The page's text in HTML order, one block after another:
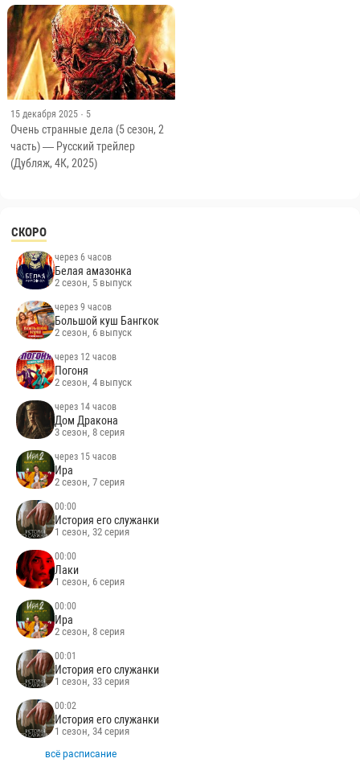
15 декабря 2025 · 5
Очень странные дела (5 сезон, 2
часть) — Русский трейлер
(Дубляж, 4К, 2025)
СКОРО
через 6 часов
Белая амазонка
2 сезон, 5 выпуск
через 9 часов
Большой куш Бангкок
2 сезон, 6 выпуск
через 12 часов
Погоня
2 сезон, 4 выпуск
через 14 часов
Дом Дракона
3 сезон, 8 серия
через 15 часов
Ира
2 сезон, 7 серия
00:00
История его служанки
1 сезон, 32 серия
00:00
Лаки
1 сезон, 6 серия
00:00
Ира
2 сезон, 8 серия
00:01
История его служанки
1 сезон, 33 серия
00:02
История его служанки
1 сезон, 34 серия
всё расписание